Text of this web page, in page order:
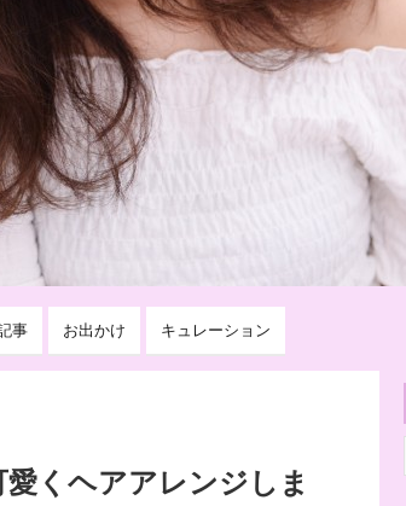
事 お出かけ キュレーション
くヘアアレンジしま